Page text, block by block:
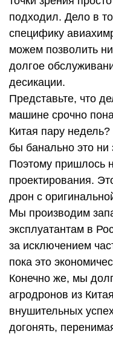
подходил. Дело в
специфику
можем позволить
долгое
десикации.
Представьте, что
машине срочно
Китая пару
бы банально это ни
Поэтому пришлось
проектирования.
дрон с
Мы производим
эксплуатантам в
за исключением
пока это
Конечно же, мы
агродронов из
внушительных
догонять,